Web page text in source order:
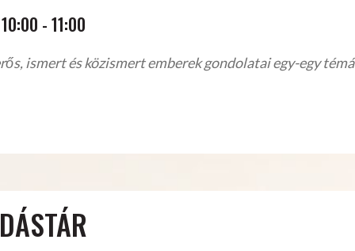
10:00 -11:00
ismert és közismert emberek gondolatai egy-egy